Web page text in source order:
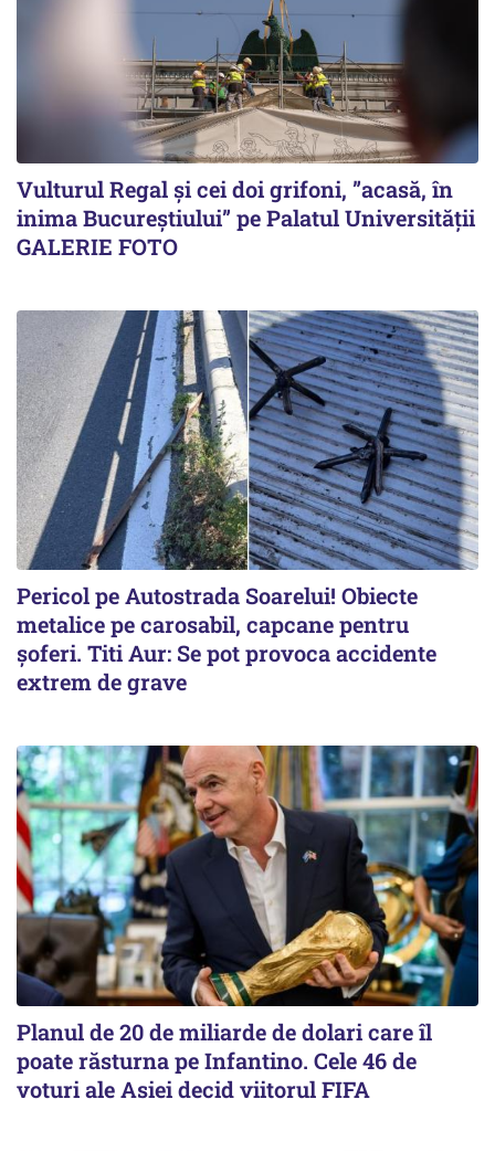
Vulturul Regal și cei doi grifoni, ”acasă, în
inima Bucureștiului” pe Palatul Universității
GALERIE FOTO
Pericol pe Autostrada Soarelui! Obiecte
metalice pe carosabil, capcane pentru
șoferi. Titi Aur: Se pot provoca accidente
extrem de grave
Planul de 20 de miliarde de dolari care îl
poate răsturna pe Infantino. Cele 46 de
voturi ale Asiei decid viitorul FIFA